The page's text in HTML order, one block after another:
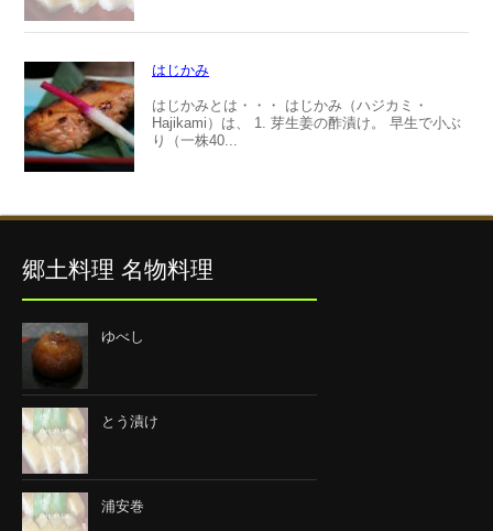
はじかみ
はじかみとは・・・ はじかみ（ハジカミ・
Hajikami）は、 1. 芽生姜の酢漬け。 早生で小ぶ
り（一株40...
郷土料理 名物料理
ゆべし
とう漬け
浦安巻